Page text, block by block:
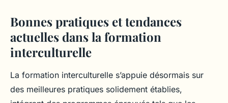
Bonnes pratiques et tendances
actuelles dans la formation
interculturelle
La formation interculturelle s’appuie désormais sur
des meilleures pratiques solidement établies,